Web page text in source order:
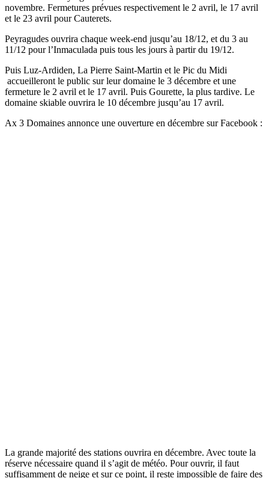
novembre. Fermetures prévues respectivement le 2 avril, le 17 avril
et le 23 avril pour Cauterets.
Peyragudes ouvrira chaque week-end jusqu’au 18/12, et du 3 au
11/12 pour l’Inmaculada puis tous les jours à partir du 19/12.
Puis Luz-Ardiden, La Pierre Saint-Martin et le Pic du Midi
accueilleront le public sur leur domaine le 3 décembre et une
fermeture le 2 avril et le 17 avril. Puis Gourette, la plus tardive. Le
domaine skiable ouvrira le 10 décembre jusqu’au 17 avril.
Ax 3 Domaines annonce une ouverture en décembre sur Facebook :
La grande majorité des stations ouvrira en décembre. Avec toute la
réserve nécessaire quand il s’agit de météo. Pour ouvrir, il faut
suffisamment de neige et sur ce point, il reste impossible de faire des